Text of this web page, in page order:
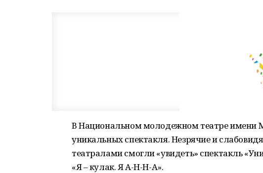
В Национальном молодежном театре имени
уникальных спектакля. Незрячие и
театралами смогли «увидеть» спектакль
«Я – кулак. Я А-Н-Н-А».